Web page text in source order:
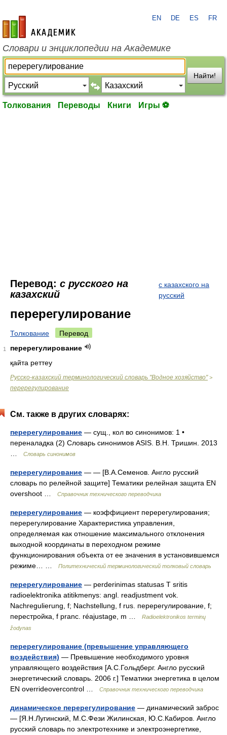
academic.ru
EN DE ES FR
Словари и энциклопедии на Академике
Найти!
Толкования Переводы Книги Игры ⚽
Перевод: с русского на
казахский
с казахского на
русский
перерегулирование
Толкование Перевод
1
перерегулирование
қайта реттеу
Русско-казахский терминологический словарь "Водное хозяйство">
перерегулирование
См. также в других словарях:
перерегулирование — сущ., кол во синонимов: 1 •
переналадка (2) Словарь синонимов ASIS. В.Н. Тришин. 2013
Словарь синонимов
перерегулирование — — [В.А.Семенов. Англо русский
словарь по релейной защите] Тематики релейная защита EN
overshoot …
Справочник технического переводчика
перерегулирование — коэффициент перерегулирования;
перерегулирование Характеристика управления,
определяемая как отношение максимального отклонения
выходной координаты в переходном режиме
функционирования объекта от ее значения в установившемся
режиме… …
Политехнический терминологический толковый словарь
перерегулирование — perderinimas statusas T sritis
radioelektronika atitikmenys: angl. readjustment vok.
Nachregulierung, f; Nachstellung, f rus. перерегулирование, f;
перестройка, f pranc. réajustage, m …
Radioelektronikos terminų
žodynas
перерегулирование (превышение управляющего
воздействия) — Превышение необходимого уровня
управляющего воздействия [А.С.Гольдберг. Англо русский
энергетический словарь. 2006 г.] Тематики энергетика в целом
EN overrideovercontrol …
Справочник технического переводчика
динамическое перерегулирование — динамический заброс
— [Я.Н.Лугинский, М.С.Фези Жилинская, Ю.С.Кабиров. Англо
русский словарь по электротехнике и электроэнергетике,